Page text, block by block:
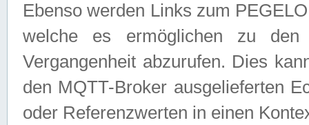
Ebenso werden Links zum
welche es ermöglichen zu den
Vergangenheit abzurufen. Dies
den MQTT-Broker ausgelieferten
oder Referenzwerten in einen